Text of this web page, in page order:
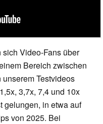
Video-Fans über
Bereich zwischen
Testvideos
3,7x, 7,4 und 10x
gelungen, in etwa auf
von 2025. Bei